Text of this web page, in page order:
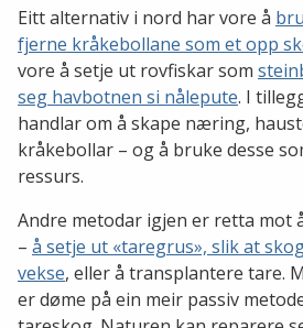
Eitt alternativ i nord har vore å
fjerne kråkebollane som et opp
vore å setje ut rovfiskar som
seg havbotnen si nålepute. I
handlar om å skape næring,
kråkebollar – og å bruke desse
ressurs.
Andre metodar igjen er retta mot
– å setje ut «taregrus», slik at
vekse, eller å transplantere tare.
er døme på ein meir passiv